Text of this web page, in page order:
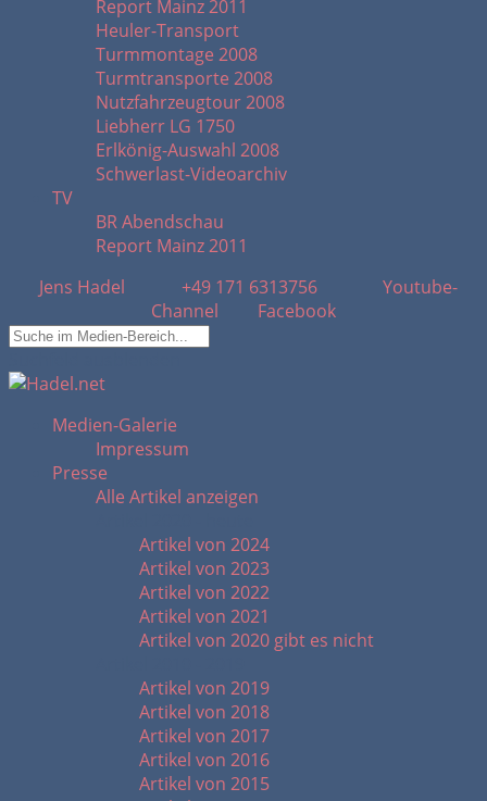
Report Mainz 2011
Heuler-Transport
Turmmontage 2008
Turmtransporte 2008
Nutzfahrzeugtour 2008
Liebherr LG 1750
Erlkönig-Auswahl 2008
Schwerlast-Videoarchiv
TV
BR Abendschau
Report Mainz 2011
Jens Hadel
+49 171 6313756
Youtube-
Channel
Facebook
Medien-Galerie
Impressum
Presse
Alle Artikel anzeigen
Artikel von 2024
Artikel von 2023
Artikel von 2022
Artikel von 2021
Artikel von 2020 gibt es nicht
Artikel von 2019
Artikel von 2018
Artikel von 2017
Artikel von 2016
Artikel von 2015